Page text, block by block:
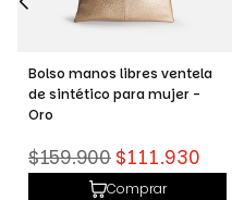
Bolso manos libres ventela
de sintético para mujer -
Oro
Precio
habitual
$159.900 $111.930
Comprar